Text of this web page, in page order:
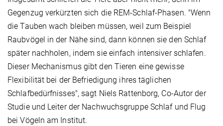
Gegenzug verkürzten sich die REM-Schlaf-Phasen. "Wenn
die Tauben wach bleiben müssen, weil zum Beispiel
Raubvögel in der Nähe sind, dann können sie den Schlaf
später nachholen, indem sie einfach intensiver schlafen.
Dieser Mechanismus gibt den Tieren eine gewisse
Flexibilität bei der Befriedigung ihres täglichen
Schlafbedürfnisses", sagt Niels Rattenborg, Co-Autor der
Studie und Leiter der Nachwuchsgruppe Schlaf und Flug
bei Vögeln am Institut.